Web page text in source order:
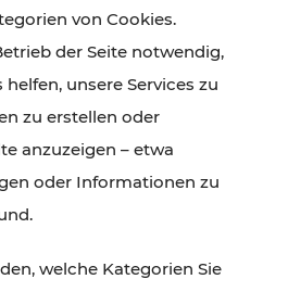
Naturgenuss – viele
den Ticket- und Fahrplan-
und schnell erreichbar.
von Cookies.
der Seite notwendig,
unsere Services zu
zu erstellen oder
anzuzeigen – etwa
oder Informationen zu
welche Kategorien Sie